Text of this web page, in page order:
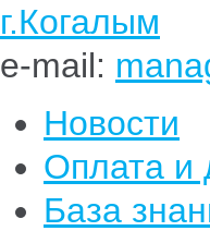
г.Когалым
e-mail:
Новости
Оплата и
База